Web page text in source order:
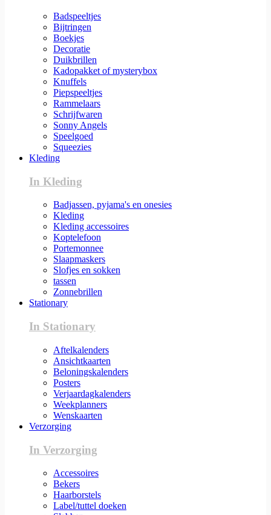
Badspeeltjes
Bijtringen
Boekjes
Decoratie
Duikbrillen
Kadopakket of mysterybox
Knuffels
Piepspeeltjes
Rammelaars
Schrijfwaren
Sonny Angels
Speelgoed
Squeezies
Kleding
In Kleding
Badjassen, pyjama's en onesies
Kleding
Kleding accessoires
Koptelefoon
Portemonnee
Slaapmaskers
Slofjes en sokken
tassen
Zonnebrillen
Stationary
In Stationary
Aftelkalenders
Ansichtkaarten
Beloningskalenders
Posters
Verjaardagkalenders
Weekplanners
Wenskaarten
Verzorging
In Verzorging
Accessoires
Bekers
Haarborstels
Label/tuttel doeken